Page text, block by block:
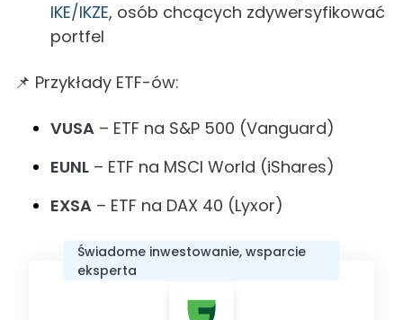
IKE/IKZE, osób chcących zdywersyfikować
portfel
📌 Przykłady ETF-ów:
VUSA – ETF na S&P 500 (Vanguard)
EUNL – ETF na MSCI World (iShares)
EXSA – ETF na DAX 40 (Lyxor)
Świadome inwestowanie, wsparcie
eksperta